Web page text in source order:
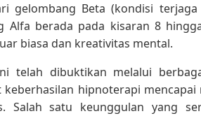
gelombang Beta (kondisi
Alfa berada pada kisaran 8
biasa dan kreativitas mental.
telah dibuktikan melalui
hipnoterapi
Salah satu keunggulan yang